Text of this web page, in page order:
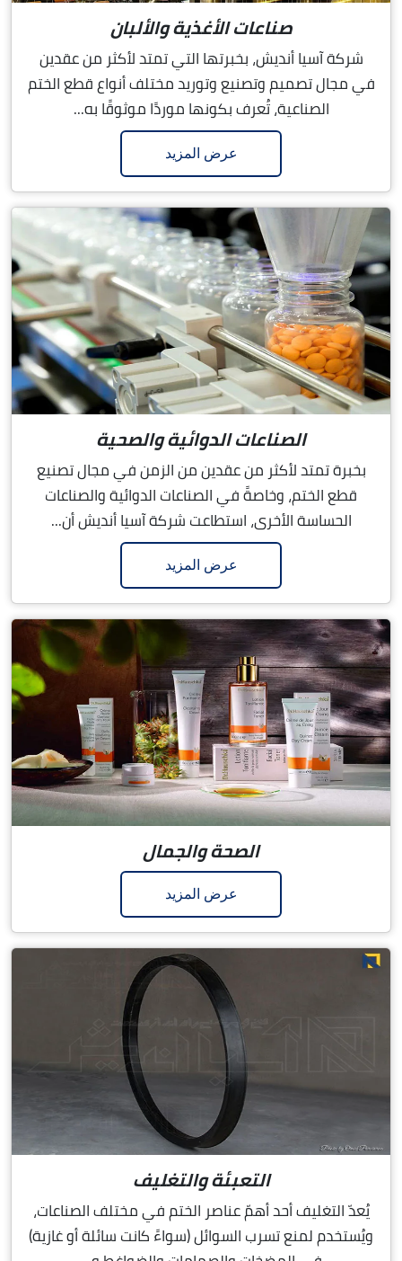
صناعات الأغذية والألبان
شركة آسيا أنديش، بخبرتها التي تمتد لأكثر من عقدين
في مجال تصميم وتصنيع وتوريد مختلف أنواع قطع الختم
الصناعية، تُعرف بكونها موردًا موثوقًا به...
عرض المزيد
الصناعات الدوائية والصحية
بخبرة تمتد لأكثر من عقدين من الزمن في مجال تصنيع
قطع الختم، وخاصةً في الصناعات الدوائية والصناعات
الحساسة الأخرى، استطاعت شركة آسيا أنديش أن...
عرض المزيد
الصحة والجمال
عرض المزيد
التعبئة والتغليف
يُعدّ التغليف أحد أهمّ عناصر الختم في مختلف الصناعات،
ويُستخدم لمنع تسرب السوائل (سواءً كانت سائلة أو غازية)